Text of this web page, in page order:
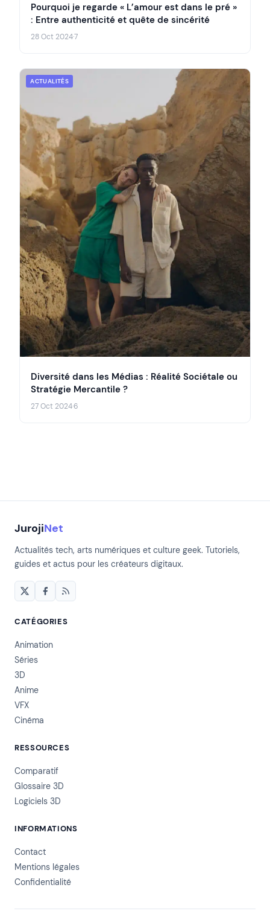
Pourquoi je regarde « L’amour est dans le pré »
: Entre authenticité et quête de sincérité
28 Oct 2024·7
ACTUALITÉS
Diversité dans les Médias : Réalité Sociétale ou
Stratégie Mercantile ?
27 Oct 2024·6
JurojiNet
Actualités tech, arts numériques et culture geek. Tutoriels,
guides et actus pour les créateurs digitaux.
CATÉGORIES
Animation
Séries
3D
Anime
VFX
Cinéma
RESSOURCES
Comparatif
Glossaire 3D
Logiciels 3D
INFORMATIONS
Contact
Mentions légales
Confidentialité